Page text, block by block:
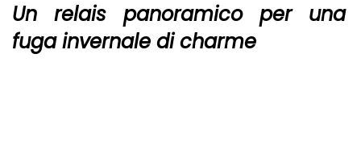
Un relais panoramico per una
fuga invernale di charme